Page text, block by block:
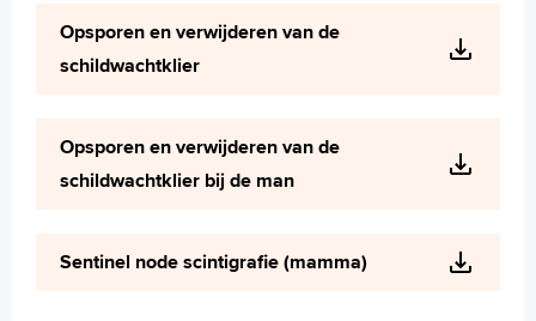
Zoeken
Polski
Opsporen en verwijderen van de
schildwachtklier
Opsporen en verwijderen van de
schildwachtklier bij de man
Sentinel node scintigrafie (mamma)